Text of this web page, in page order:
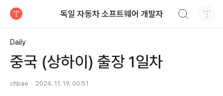
독일 자동차 소프트웨어 개발자
Daily
중국 (상하이) 출장 1일차
chbae 2024. 11. 19. 00:51